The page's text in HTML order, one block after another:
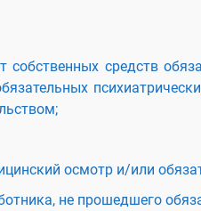
собственных средств
осмотр и/или
не прошедшего